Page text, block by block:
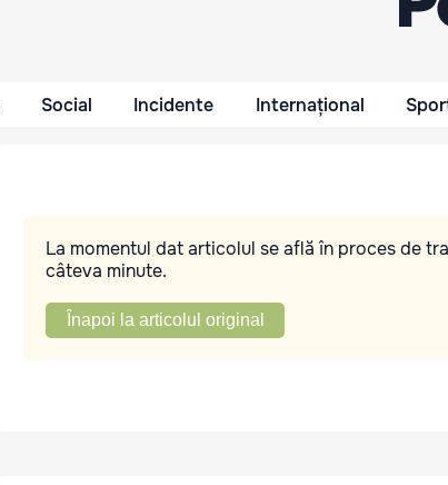
Social Incidente Internațional
La momentul dat articolul se află în proces de
câteva minute.
Înapoi la articolul original